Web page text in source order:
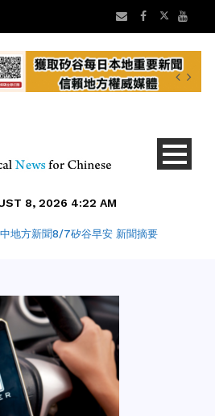
8, 2026 4:22 AM
地方新聞8/7矽谷早安 新聞摘要